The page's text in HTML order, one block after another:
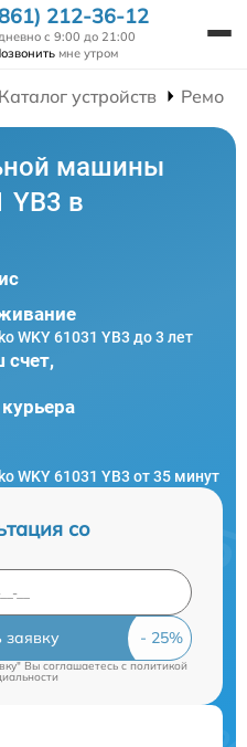
212-36-12
с 9:00 до 21:00
мне утром
Каталог устройств
машины
YB3 в
WKY 61031 YB3 до 3 лет
счет,
WKY 61031 YB3 от 35 минут
со
заявку
Вы соглашаетесь cполитикой